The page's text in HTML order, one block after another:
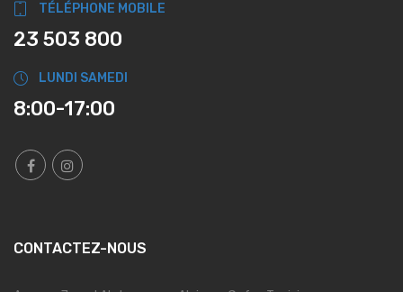
TÉLÉPHONE MOBILE
23 503 800
LUNDI SAMEDI
8:00-17:00
CONTACTEZ-NOUS